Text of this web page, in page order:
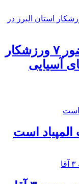
۲ مدال برنز نتیجه حضور ۷ ورزشکار
آسیایی
است